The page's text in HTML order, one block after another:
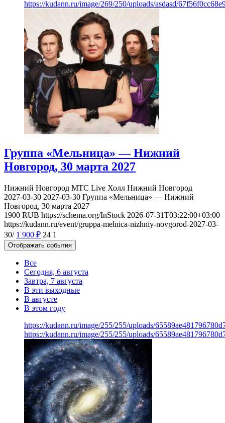
https://kudann.ru/image/269/250/uploads/asdasd/
Группа «Мельница» — Нижний
Новгород, 30 марта 2027
Нижний Новгород МТС Live Холл Нижний Новгород
2027-03-30 2027-03-30 Группа «Мельница» — Нижний
Новгород, 30 марта 2027
1900 RUB https://schema.org/InStock 2026-07-31T03:22:00+03:00
https://kudann.ru/event/gruppa-melnica-nizhniy-novgorod-2027-03-
30/ 1 900 ₽ 24 1
Отображать события
Все
Сегодня, 6 августа
Завтра, 7 августа
В эти выходные
В августе
В этом году
https://kudann.ru/image/255/255/uploads/
https://kudann.ru/image/255/255/uploads/